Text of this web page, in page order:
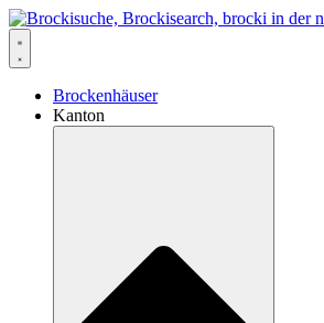
Zum
Inhalt
springen
Brockenhäuser
Kanton